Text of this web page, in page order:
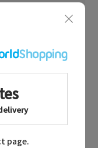
イス)のスポーツ
ス)のベビー・キ